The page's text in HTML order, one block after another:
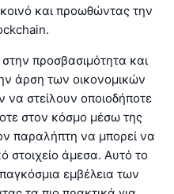
και προωθώντας την
προσβασιμότητα και
άρση των οικονομικών
στείλουν οποιοδήποτε
στον κόσμο μέσω της
παραλήπτη να μπορεί να
στοιχείο άμεσα. Αυτό το
εμβέλεια των